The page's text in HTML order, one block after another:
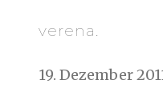
verena.
19. Dezember